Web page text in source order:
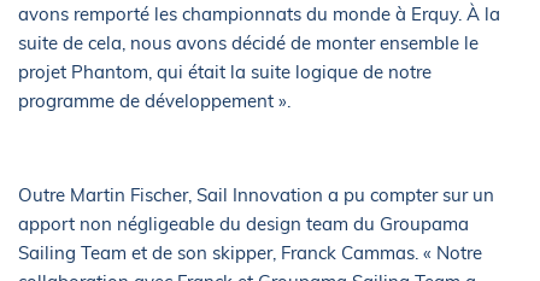
avons remporté les championnats du monde à Erquy. À la
suite de cela, nous avons décidé de monter ensemble le
projet Phantom, qui était la suite logique de notre
programme de développement ».
Outre Martin Fischer, Sail Innovation a pu compter sur un
apport non négligeable du design team du Groupama
Sailing Team et de son skipper, Franck Cammas. « Notre